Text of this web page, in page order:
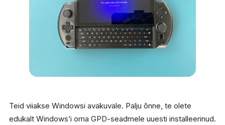
Teid viiakse Windowsi avakuvale. Palju õnne, te olete
edukalt Windows’i oma GPD-seadmele uuesti installeerinud.